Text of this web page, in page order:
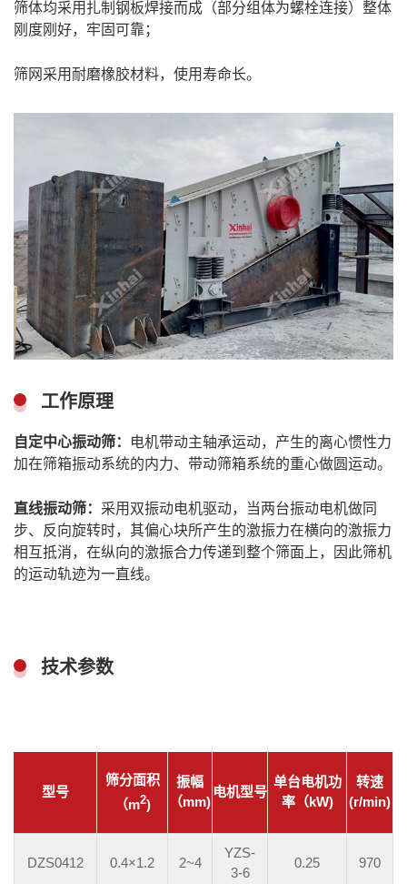
筛体均采用扎制钢板焊接而成（部分组体为螺栓连接）整体
刚度刚好，牢固可靠；
筛网采用耐磨橡胶材料，使用寿命长。
工作原理
自定中心振动筛：
电机带动主轴承运动，产生的离心惯性力
加在筛箱振动系统的内力、带动筛箱系统的重心做圆运动。
直线振动筛： 采用双振动电机驱动，当两台振动电机做同
步、反向旋转时，其偏心块所产生的激振力在横向的激振力
相互抵消，在纵向的激振合力传递到整个筛面上，因此筛机
的运动轨迹为一直线。
技术参数
型号
筛分面积
（m2)
振幅
（mm)
电机型号
单台电机功
率（kW)
转速
(r/min)
DZS0412 0.4×1.2 2~4
YZS-
3-6
0.25 970